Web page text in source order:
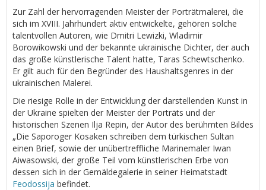
Zur Zahl der hervorragenden Meister der Porträtmalerei, die
sich im XVIII. Jahrhundert aktiv entwickelte, gehören solche
talentvollen Autoren, wie Dmitri Lewizki, Wladimir
Borowikowski und der bekannte ukrainische Dichter, der auch
das große künstlerische Talent hatte, Taras Schewtschenko.
Er gilt auch für den Begründer des Haushaltsgenres in der
ukrainischen Malerei.
Die riesige Rolle in der Entwicklung der darstellenden Kunst in
der Ukraine spielten der Meister der Porträts und der
historischen Szenen Ilja Repin, der Autor des berühmten Bildes
„Die Saporoger Kosaken schreiben dem türkischen Sultan
einen Brief, sowie der unübertreffliche Marinemaler Iwan
Aiwasowski, der große Teil vom künstlerischen Erbe von
dessen sich in der Gemäldegalerie in seiner Heimatstadt
Feodossija befindet.